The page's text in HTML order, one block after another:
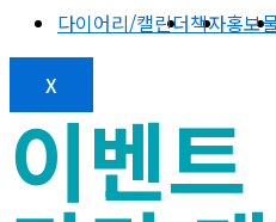
다이어리/캘린더책자홍보
X
이벤트